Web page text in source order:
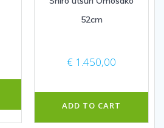
52cm
€ 1.450,00
ADD TO CART